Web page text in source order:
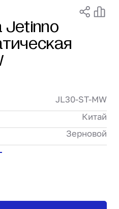
JL30-ST-MW
Китай
Зерновой